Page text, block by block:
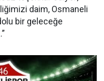
daim, Osmaneli
bir geleceğe